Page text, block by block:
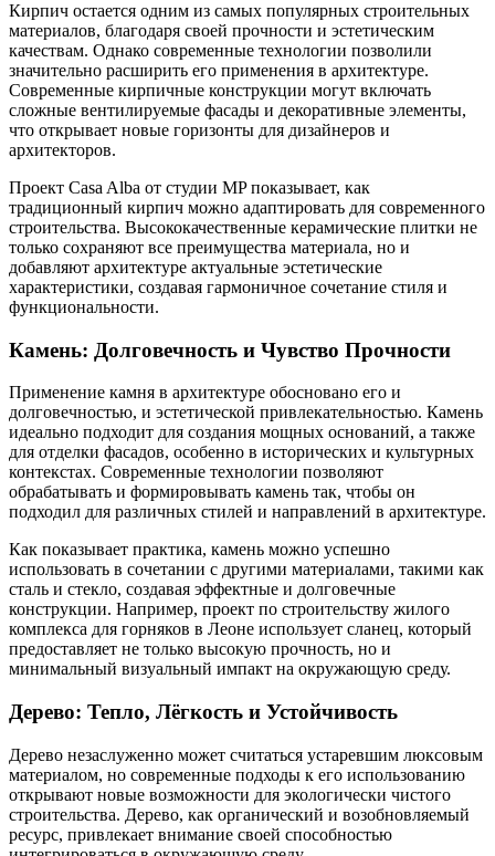
Кирпич остается одним из самых популярных строительных
материалов, благодаря своей прочности и эстетическим
качествам. Однако современные технологии позволили
значительно расширить его применения в архитектуре.
Современные кирпичные конструкции могут включать
сложные вентилируемые фасады и декоративные элементы,
что открывает новые горизонты для дизайнеров и
архитекторов.
Проект Casa Alba от студии MP показывает, как
традиционный кирпич можно адаптировать для современного
строительства. Высококачественные керамические плитки не
только сохраняют все преимущества материала, но и
добавляют архитектуре актуальные эстетические
характеристики, создавая гармоничное сочетание стиля и
функциональности.
Камень: Долговечность и Чувство Прочности
Применение камня в архитектуре обосновано его и
долговечностью, и эстетической привлекательностью. Камень
идеально подходит для создания мощных оснований, а также
для отделки фасадов, особенно в исторических и культурных
контекстах. Современные технологии позволяют
обрабатывать и формировывать камень так, чтобы он
подходил для различных стилей и направлений в архитектуре.
Как показывает практика, камень можно успешно
использовать в сочетании с другими материалами, такими как
сталь и стекло, создавая эффектные и долговечные
конструкции. Например, проект по строительству жилого
комплекса для горняков в Леоне использует сланец, который
предоставляет не только высокую прочность, но и
минимальный визуальный импакт на окружающую среду.
Дерево: Тепло, Лёгкость и Устойчивость
Дерево незаслуженно может считаться устаревшим люксовым
материалом, но современные подходы к его использованию
открывают новые возможности для экологически чистого
строительства. Дерево, как органический и возобновляемый
ресурс, привлекает внимание своей способностью